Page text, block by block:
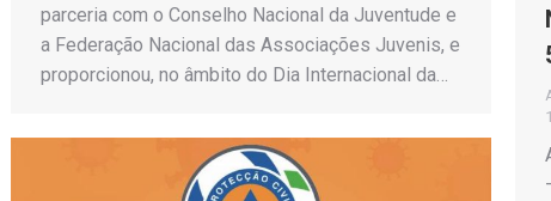
parceria com o Conselho Nacional da Juventude e
a Federação Nacional das Associações Juvenis, e
proporcionou, no âmbito do Dia Internacional da…